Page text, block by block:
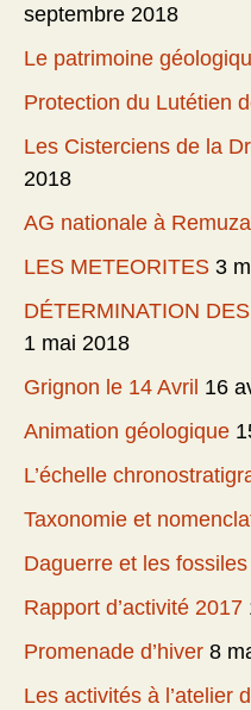
septembre 2018
Le patrimoine
Protection du Lutétien
Les Cisterciens de la
2018
AG nationale à
LES METEORITES 3
DÉTERMINATION
1 mai 2018
Grignon le 14 Avril 16
Animation géologique
L’échelle
Taxonomie et
Daguerre et les fossiles
Rapport d’activité 2017
Promenade d’hiver 8
Les activités à l’atelier